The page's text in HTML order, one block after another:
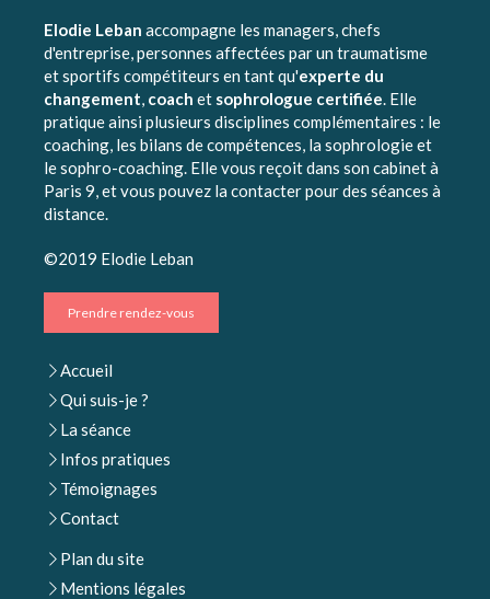
Elodie Leban accompagne les managers, chefs
d'entreprise, personnes affectées par un traumatisme
et sportifs compétiteurs en tant qu'experte du
changement coach et sophrologue certifiée . Elle
pratique ainsi plusieurs disciplines complémentaires : le
coaching, les bilans de compétences, la sophrologie et
le sophro-coaching. Elle vous reçoit dans son cabinet à
Paris 9, et vous pouvez la contacter pour des séances à
distance.
©2019 Elodie Leban
Prendre rendez-vous
Accueil
Qui suis-je ?
La séance
Infos pratiques
Témoignages
Contact
Plan du site
Mentions légales